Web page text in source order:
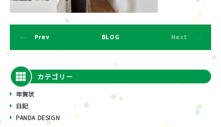
Prev BLOG Next
カテゴリー
年賀状
日記
PANDA DESIGN